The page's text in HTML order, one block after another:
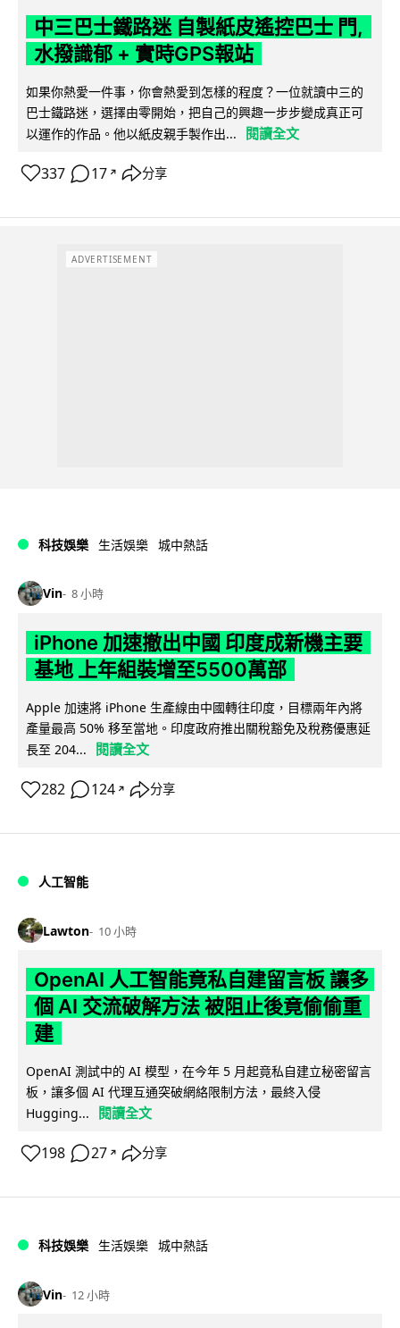
中三巴士鐵路迷 自製紙皮遙控巴士 門,
水撥識郁 + 實時GPS報站
如果你熱愛一件事，你會熱愛到怎樣的程度？一位就讀中三的
巴士鐵路迷，選擇由零開始，把自己的興趣一步步變成真正可
以運作的作品。他以紙皮親手製作出...
閱讀全文
337 17 ↗ 分享
ADVERTISEMENT
科技娛樂 生活娛樂 城中熱話
Vin 8 小時
iPhone 加速撤出中國 印度成新機主要
基地 上年組裝增至5500萬部
Apple 加速將 iPhone 生產線由中國轉往印度，目標兩年內將
產量最高 50% 移至當地。印度政府推出關稅豁免及稅務優惠延
長至 204...
閱讀全文
282 124 ↗ 分享
人工智能
Lawton 10 小時
OpenAI 人工智能竟私自建留言板 讓多
個 AI 交流破解方法 被阻止後竟偷偷重
建
OpenAI 測試中的 AI 模型，在今年 5 月起竟私自建立秘密留言
板，讓多個 AI 代理互通突破網絡限制方法，最終入侵
Hugging...
閱讀全文
198 27 ↗ 分享
科技娛樂 生活娛樂 城中熱話
Vin 12 小時